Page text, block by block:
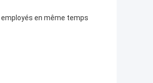
en même temps